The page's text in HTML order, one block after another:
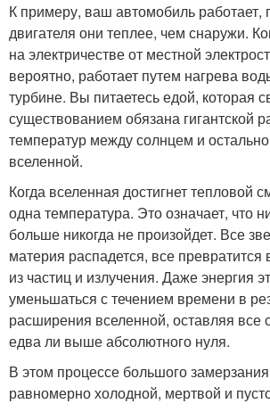
К примеру, ваш автомобиль работает,
двигателя они теплее, чем снаружи.
на электричестве от местной
вероятно, работает путем нагрева
турбине. Вы питаетесь едой, которая
существованием обязана гигантской
температур между солнцем и
вселенной.
Когда вселенная достигнет тепловой
одна температура. Это означает, что
больше никогда не произойдет. Все
материя распадется, все превратится
из частиц и излучения. Даже энергия
уменьшаться с течением времени в
расширения вселенной, оставляя все
едва ли выше абсолютного нуля.
В этом процессе большого
равномерно холодной, мертвой и